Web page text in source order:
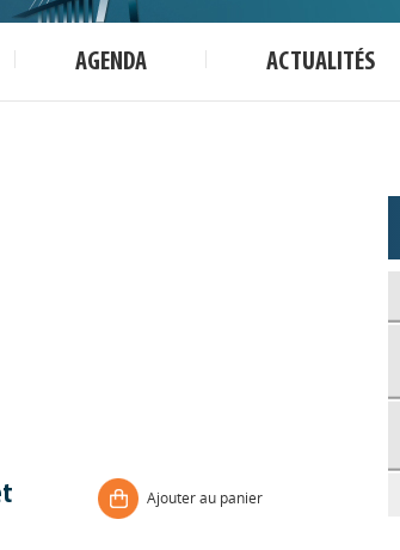
AGENDA ACTUALITÉS
Ajouter au panier